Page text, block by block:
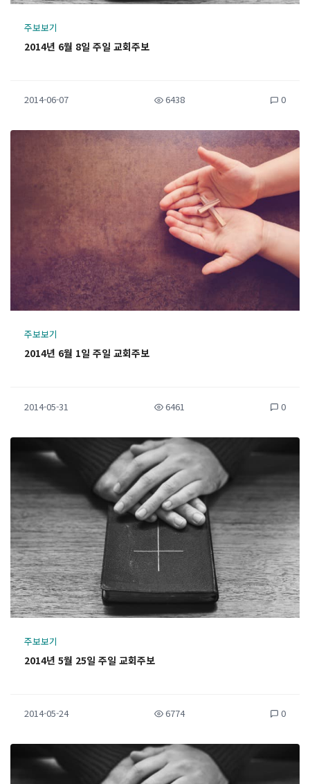
주보보기
2014년 6월 8일 주일 교회주보
2014-06-07 6438 0
주보보기
2014년 6월 1일 주일 교회주보
2014-05-31 6461 0
주보보기
2014년 5월 25일 주일 교회주보
2014-05-24 6774 0